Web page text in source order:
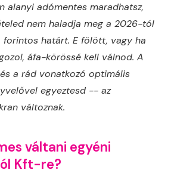
alanyi adómentes maradhatsz,
nem haladja meg a 2026-tól
határt. E fölött, vagy ha
áfa-körössé kell válnod. A
a rád vonatkozó optimális
egyeztesd -- az
változnak.
váltani egyéni
Kft-re?